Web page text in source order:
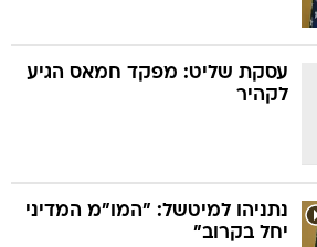
עסקת שליט: מפקד חמאס הגיע
לקהיר
נתניהו למיטשל: "המו"מ המדיני
יחל בקרוב"